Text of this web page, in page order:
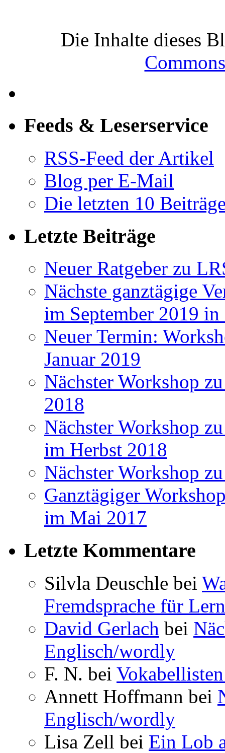
Die Inhalte dieses
Feeds & Leserservice
RSS-Feed der Artikel
Blog per E-Mail
Die letzten 10
Letzte Beiträge
Neuer Ratgeber zu
Nächste ganztägige
im September 2019
Neuer Termin:
Januar 2019
Nächster Workshop
2018
Nächster Workshop
im Herbst 2018
Nächster Workshop
Ganztägiger
im Mai 2017
Letzte Kommentare
Silvla Deuschle bei
Fremdsprache für
David Gerlach bei
Englisch/wordly
F. N. bei
Annett Hoffmann bei
Englisch/wordly
Lisa Zell bei Ein Lob